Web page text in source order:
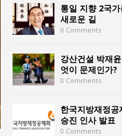
통일 지향 2국
새로운 길
0 Comments
강산건설 박재
엇이 문제인가?
0 Comments
한국지방재정
승진 인사 발표
0 Comments